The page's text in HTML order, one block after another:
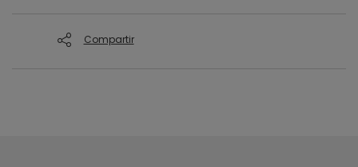
Compartir